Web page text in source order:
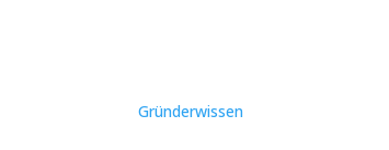
Gründerwissen